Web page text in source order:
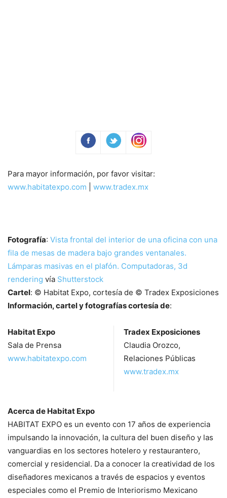
Para mayor información, por favor visitar:
www.habitatexpo.com
www.tradex.mx
Fotografía: Vista frontal del interior de una oficina con una
fila de mesas de madera bajo grandes ventanales.
Lámparas masivas en el plafón. Computadoras, 3d
rendering vía Shutterstock
Cartel: © Habitat Expo, cortesía de © Tradex Exposiciones
Información, cartel y fotografías cortesía de:
Habitat Expo
Sala de Prensa
www.habitatexpo.com
Tradex Exposiciones
Claudia Orozco,
Relaciones Públicas
www.tradex.mx
Acerca de Habitat Expo
HABITAT EXPO es un evento con 17 años de experiencia
impulsando la innovación, la cultura del buen diseño y las
vanguardias en los sectores hotelero y restaurantero,
comercial y residencial. Da a conocer la creatividad de los
diseñadores mexicanos a través de espacios y eventos
especiales como el Premio de Interiorismo Mexicano